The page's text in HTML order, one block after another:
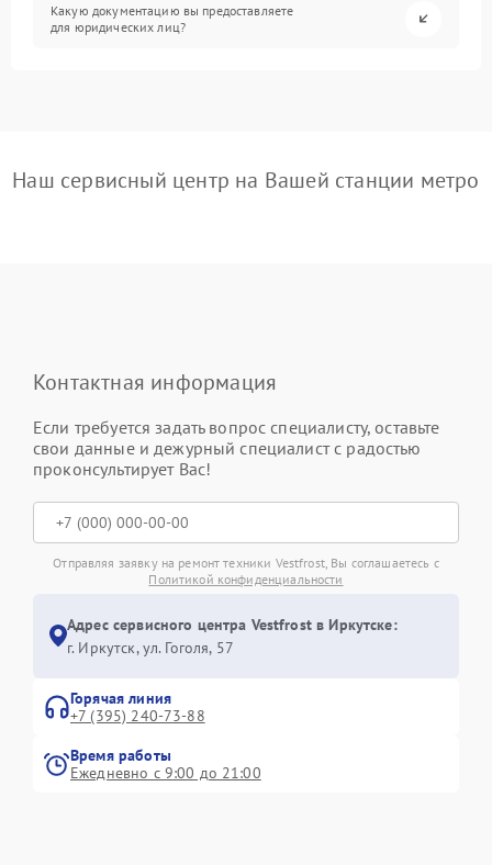
Какую документацию вы предоставляете
для юридических лиц?
Наш сервисный центр на Вашей станции метро
Контактная информация
Если требуется задать вопрос специалисту, оставьте
свои данные и дежурный специалист с радостью
проконсультирует Вас!
Отправляя заявку на ремонт техники Vestfrost, Вы соглашаетесь с
Политикой конфиденциальности
Адрес сервисного центра Vestfrost в Иркутске:
г. Иркутск, ул. ​Гоголя, 57
Горячая линия
+7 (395) 240-73-88
Время работы
Ежедневно с 9:00 до 21:00